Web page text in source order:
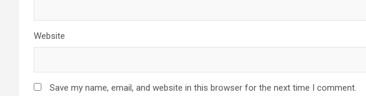
Website
Save my name, email, and website in this browser for the next time I comment.